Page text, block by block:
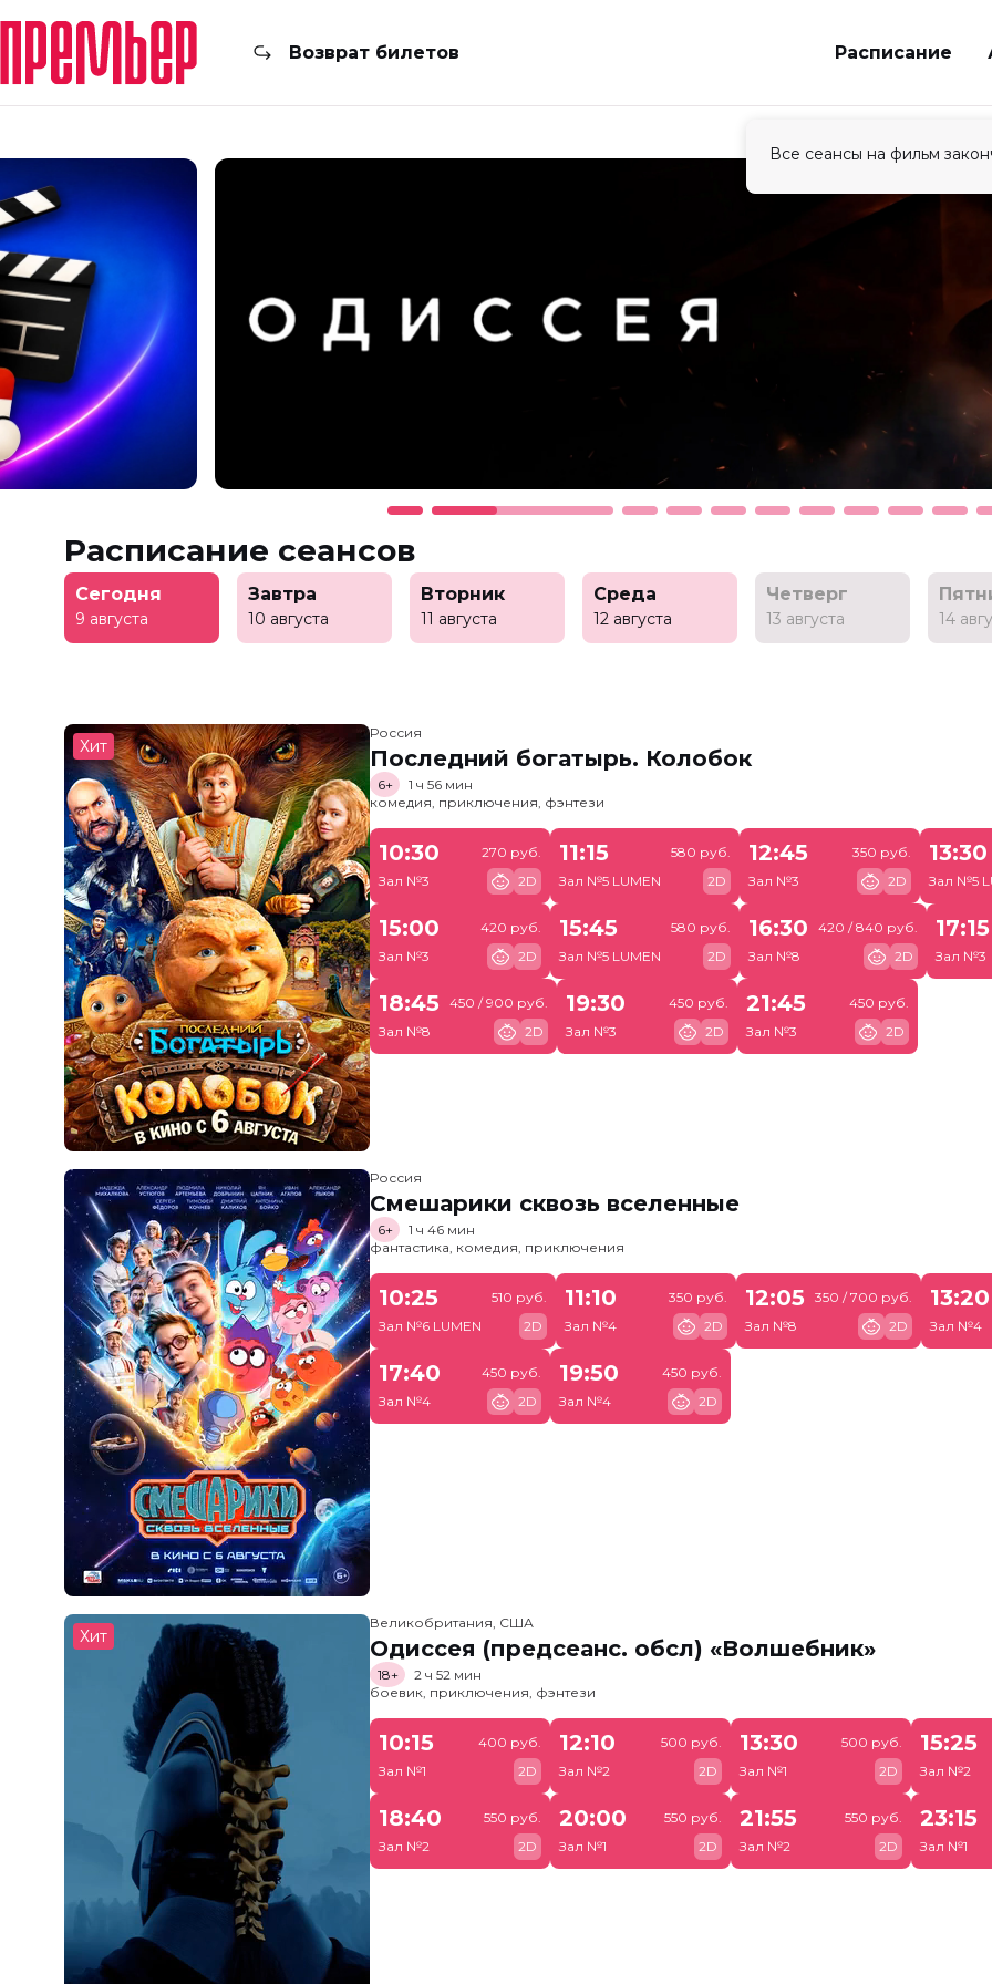
Возврат билетов Расписание
Расписание сеансов
Сегодня
9 августа
Завтра
10 августа
Вторник
11 августа
Среда
12 августа
Четверг
13 августа 14
Хит
Россия
Последний богатырь. Колобок
6+
1 ч 56 мин
комедия, приключения, фэнтези
10:30
Зал №3
270 руб.
2D
11:15
Зал №5 LUMEN
580 руб.
2D
12:45
Зал №3
350 руб.
2D
13:30
Зал №5
15:00
Зал №3
420 руб.
2D
15:45
Зал №5 LUMEN
580 руб.
2D
16:30
Зал №8
420 / 840 руб.
2D
17:15
Зал №3
18:45
Зал №8
450 / 900 руб.
2D
19:30
Зал №3
450 руб.
2D
21:45
Зал №3
450 руб.
2D
Россия
Смешарики сквозь вселенные
6+
1 ч 46 мин
фантастика, комедия, приключения
10:25
Зал №6 LUMEN
510 руб.
2D
11:10
Зал №4
350 руб.
2D
12:05
Зал №8
350 / 700 руб.
2D
13:20
Зал №4
17:40
Зал №4
450 руб.
2D
19:50
Зал №4
450 руб.
2D
Хит
Великобритания, США
Одиссея (предсеанс. обсл) «Волшебник»
18+
2 ч 52 мин
боевик, приключения, фэнтези
10:15
Зал №1
400 руб.
2D
12:10
Зал №2
500 руб.
2D
13:30
Зал №1
500 руб.
2D
15:25
Зал №2
18:40
Зал №2
550 руб.
2D
20:00
Зал №1
550 руб.
2D
21:55
Зал №2
550 руб.
2D
23:15
Зал №1
Все сеансы на фильм